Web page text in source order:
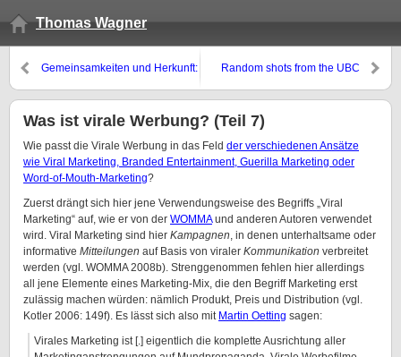
Thomas Wagner
Gemeinsamkeiten und Herkunft:
der Werbung (Teil 8)
Random shots from the UBC
Was ist virale Werbung? (Teil 7)
Wie passt die Virale Werbung in das Feld der verschiedenen Ansätze
wie Viral Marketing, Branded Entertainment, Guerilla Marketing oder
Word-of-Mouth-Marketing?
Zuerst drängt sich hier jene Verwendungsweise des Begriffs „Viral
Marketing“ auf, wie er von der WOMMAund anderen Autoren verwendet
wird. Viral Marketing sind hier Kampagnen, in denen unterhaltsame oder
informative Mitteilungen auf Basis von viraler Kommunikation verbreitet
werden (vgl. WOMMA 2008b). Strenggenommen fehlen hier allerdings
all jene Elemente eines Marketing-Mix, die den Begriff Marketing erst
zulässig machen würden: nämlich Produkt, Preis und Distribution (vgl.
Kotler 2006: 149f). Es lässt sich also mit Martin Oetting sagen:
Virales Marketing ist [.] eigentlich die komplette Ausrichtung aller